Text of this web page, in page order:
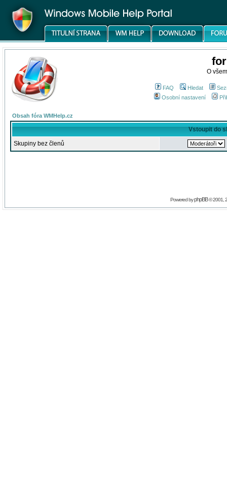
O
FAQ Hledat
Osobní nastavení
Obsah fóra WMHelp.cz
Vstoupit do
Skupiny bez členů
Powered byphpBB© 2001,